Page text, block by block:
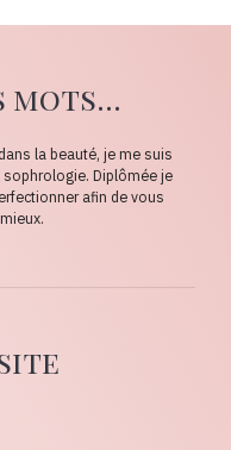
mots...
la beauté, je me suis
Diplômée je
afin de vous